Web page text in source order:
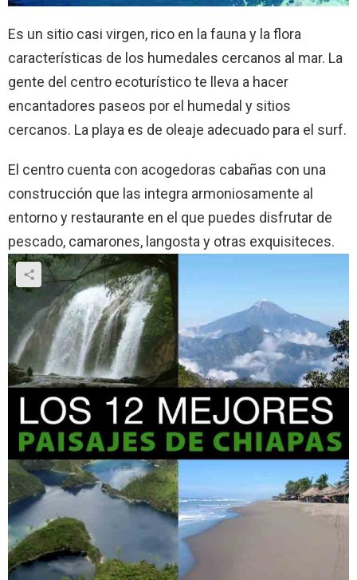
Es un sitio casi virgen, rico en la fauna y la flora
características de los humedales cercanos al mar. La
gente del centro ecoturístico te lleva a hacer
encantadores paseos por el humedal y sitios
cercanos. La playa es de oleaje adecuado para el surf.
El centro cuenta con acogedoras cabañas con una
construcción que las integra armoniosamente al
entorno y restaurante en el que puedes disfrutar de
pescado, camarones, langosta y otras exquisiteces.